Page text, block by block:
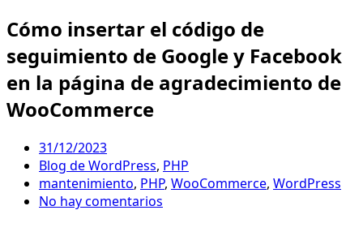
Cómo insertar el código de
seguimiento de Google y Facebook
en la página de agradecimiento de
WooCommerce
31/12/2023
Blog de WordPress, PHP
mantenimiento, PHP, WooCommerce, WordPress
No hay comentarios